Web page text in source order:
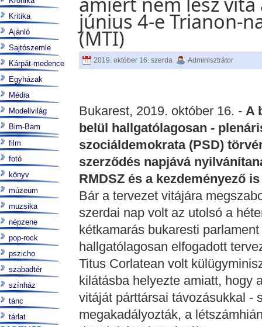
június 4-e Trianon-
(MTI)
2019. október 16. szerda Adminisztrátor
Bukarest, 2019. október 16. - A
belül hallgatólagosan -
szociáldemokrata (PSD)
szerződés napjává
RMDSZ és a kezdeményező
Bár a tervezet vitájára
szerdai nap volt az utolsó a
kétkamarás bukaresti
hallgatólagosan elfogadott
Titus Corlatean volt
kilátásba helyezte amiatt, hogy
vitáját párttársai távozásukkal -
megakadályozták, a
Kritika
Ajánló
Sajtószemle
Kárpát-medence
Egyházak
Média
Modellvilág
Bim-Bam
film
fotó
könyv
múzeum
muzsika
népzene
pop-rock
pszicho
szabadtér
színház
tánc
tárlat